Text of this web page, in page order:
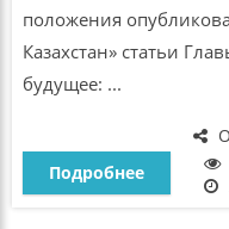
положения
Казахстан» статьи
будущее: ...
Подробнее